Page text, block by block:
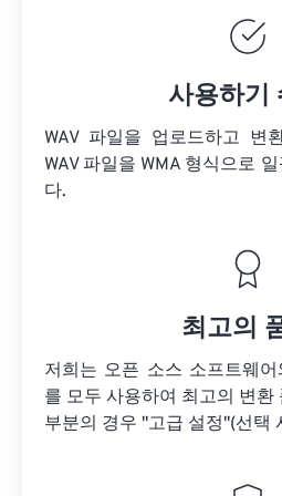
사용하기
WAV 파일을 업로드하고 변
WAV 파일을 WMA 형식으로
다.
최고의
저희는 오픈 소스 소프트웨
를 모두 사용하여 최고의 변환
부분의 경우 "고급 설정"(선택